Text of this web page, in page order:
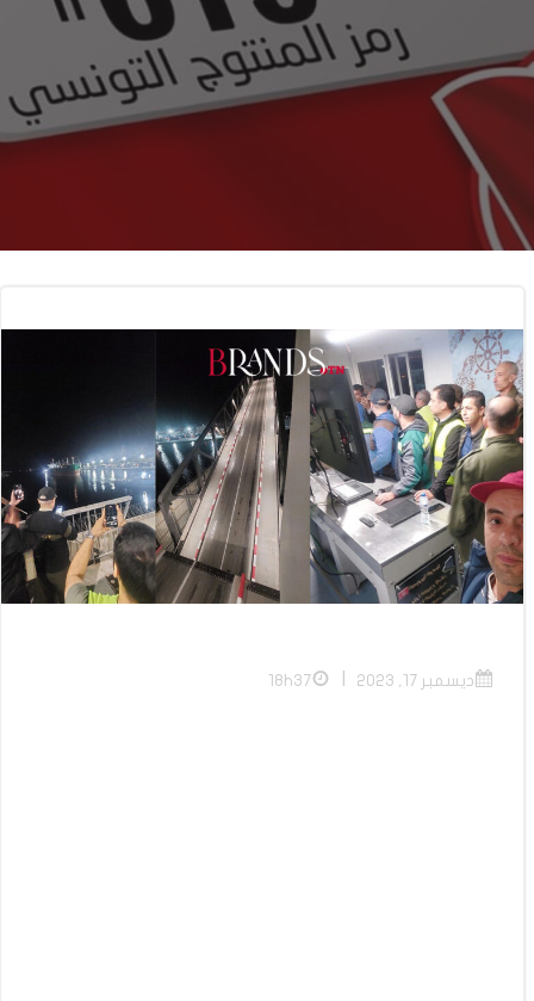
ديسمبر 17, 2023 18h37